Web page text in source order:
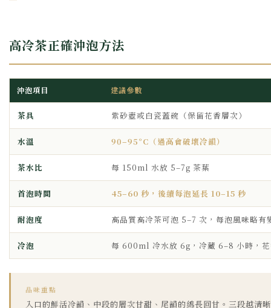
高冷茶正確沖泡方法
沖泡項目 建議參數
茶具 紫砂壺或白瓷蓋碗（保留花香層次）
水溫 90–95°C（過高會破壞冷韻）
茶水比 每 150ml 水放 5–7g 茶葉
首泡時間 45–60 秒，後續每泡延長 10–15 秒
耐泡度 高品質高冷茶可泡 5–7 次，每泡風味略有
冷泡 每 600ml 冷水放 6g，冷藏 6–8 小時，
品味重點
入口的鮮活冷韻、中段的層次甘甜、尾韻的綿長回甘。三段越清